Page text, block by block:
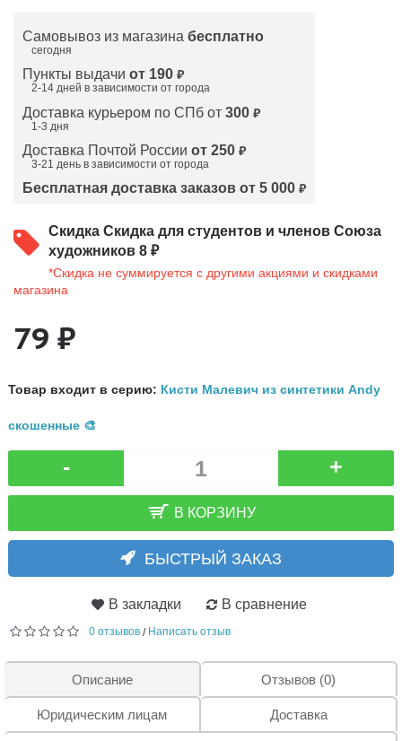
Самовывоз из магазина бесплатно
сегодня
Пункты выдачи от 190 ₽
2-14 дней в зависимости от города
Доставка курьером по СПб от 300 ₽
1-3 дня
Доставка Почтой России от 250 ₽
3-21 день в зависимости от города
Бесплатная доставка заказов от 5 000 ₽
Скидка Скидка для студентов и членов Союза
художников 8 ₽
*Скидка не суммируется с другими акциями и скидками
магазина
79 ₽
Товар входит в серию: Кисти Малевич из синтетики Andy
скошенные 🎨
- +
В КОРЗИНУ
БЫСТРЫЙ ЗАКАЗ
В закладки В сравнение
0 отзывов / Написать отзыв
Описание Отзывов (0)
Юридическим лицам Доставка